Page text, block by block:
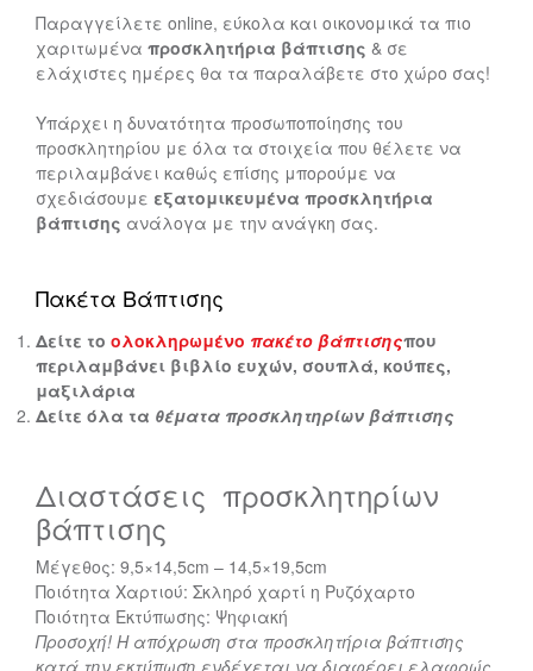
Παραγγείλετε online, εύκολα και οικονομικά τα πιο
χαριτωμένα προσκλητήρια βάπτισης & σε
ελάχιστες ημέρες θα τα παραλάβετε στο χώρο σας!
Υπάρχει η δυνατότητα προσωποποίησης του
προσκλητηρίου με όλα τα στοιχεία που θέλετε να
περιλαμβάνει καθώς επίσης μπορούμε να
σχεδιάσουμε εξατομικευμένα προσκλητήρια
βάπτισης ανάλογα με την ανάγκη σας.
Πακέτα Βάπτισης
Δείτε το ολοκληρωμένο πακέτο βάπτισηςπου
περιλαμβάνει βιβλίο ευχών, σουπλά, κούπες,
μαξιλάρια
Δείτε όλα τα θέματα προσκλητηρίων βάπτισης
Διαστάσεις προσκλητηρίων
βάπτισης
Μέγεθος: 9,5×14,5cm – 14,5×19,5cm
Ποιότητα Χαρτιού: Σκληρό χαρτί η Ρυζόχαρτο
Ποιότητα Εκτύπωσης: Ψηφιακή
Προσοχή! Η απόχρωση στα προσκλητήρια βάπτισης